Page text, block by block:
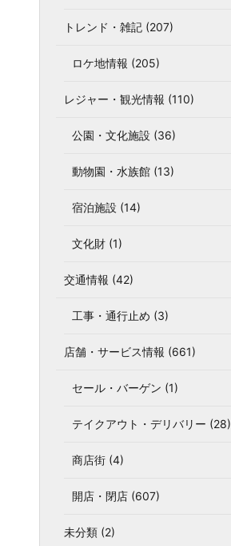
トレンド・雑記 (207)
ロケ地情報 (205)
レジャー・観光情報 (110)
公園・文化施設 (36)
動物園・水族館 (13)
宿泊施設 (14)
文化財 (1)
交通情報 (42)
工事・通行止め (3)
店舗・サービス情報 (661)
セール・バーゲン (1)
テイクアウト・デリバリー (28)
商店街 (4)
開店・閉店 (607)
未分類 (2)